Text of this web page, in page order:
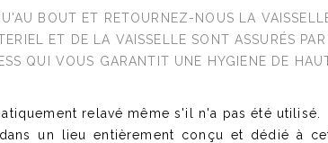
BOUT ET RETOURNEZ-NOUS LA
ET DE LA VAISSELLE SONT ASSURÉS
QUI VOUS GARANTIT UNE HYGIENE DE
relavé même s'il n'a pas été utilisé.
un lieu entièrement conçu et dédié à